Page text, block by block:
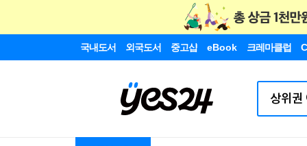
국내도서 외국도서 중고샵 eBook 크레마클럽